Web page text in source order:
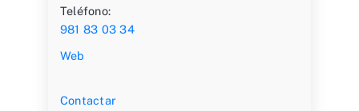
Teléfono:
981 83 03 34
Web
Contactar